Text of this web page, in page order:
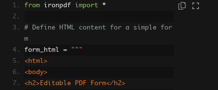
from ironpdf import *
# Define HTML content for a simple for
m
form_html =
"""
<html>
<body>
<h2>Editable PDF Form</h2>